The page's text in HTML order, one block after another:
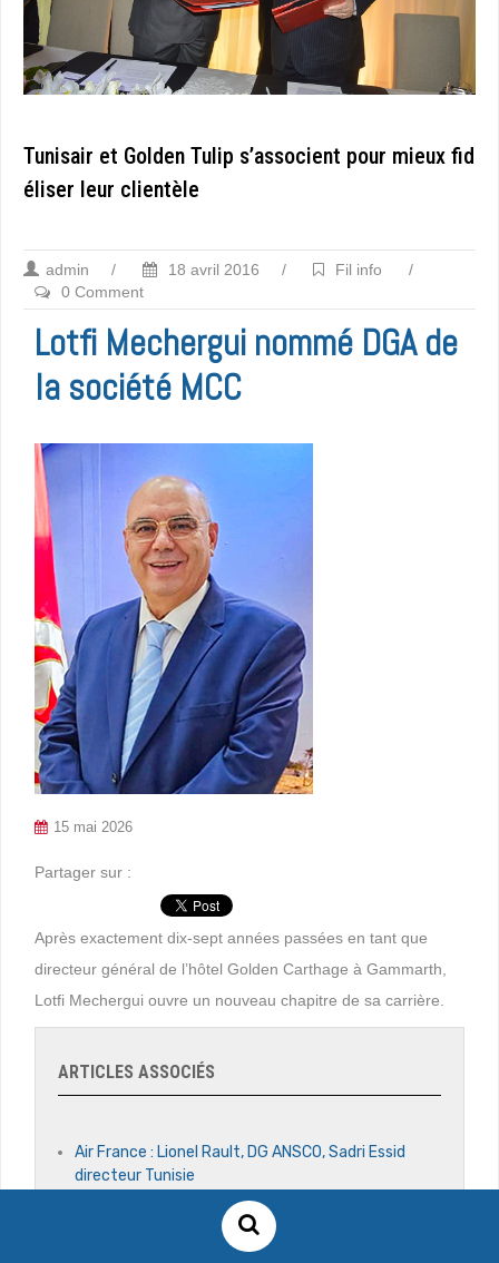
Tunisair et Golden Tulip s’associent pour mieux fid
éliser leur clientèle
admin / 18 avril 2016 / Fil info
/
0 Comment
Lotfi Mechergui nommé DGA de
la société MCC
15 mai 2026
Partager sur :
Après exactement dix-sept années passées en tant que
directeur général de l’hôtel Golden Carthage à Gammarth,
Lotfi Mechergui ouvre un nouveau chapitre de sa carrière.
ARTICLES ASSOCIÉS
Air France : Lionel Rault, DG ANSCO, Sadri Essid
directeur Tunisie
Mawj : une nouvelle adresse gastronomique face à
la Méditerranée à Hammamet